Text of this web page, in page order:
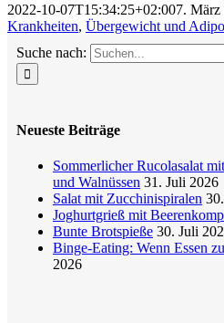
2022-10-07T15:34:25+02:007. März
Krankheiten, Übergewicht und
Suche nach:
Neueste Beiträge
Sommerlicher Rucolasalat
und Walnüssen 31. Juli 2026
Salat mit Zucchinispiralen
Joghurtgrieß mit
Bunte Brotspieße 30. Juli
Binge-Eating: Wenn Essen
2026